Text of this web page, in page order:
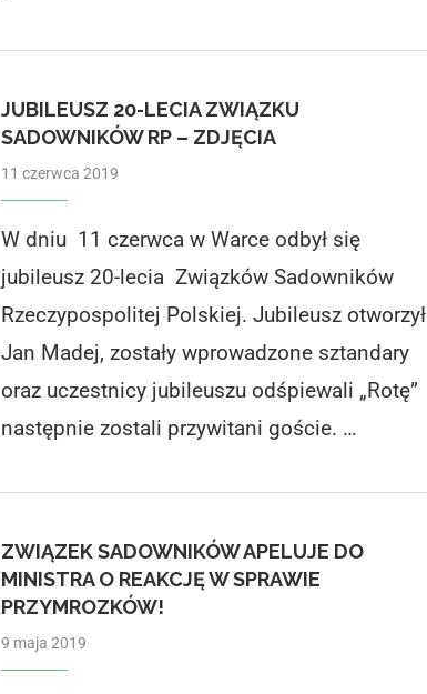
JUBILEUSZ 20-LECIA ZWIĄZKU
SADOWNIKÓW RP – ZDJĘCIA
11 czerwca 2019
W dniu 11 czerwca w Warce odbył się
jubileusz 20-lecia Związków Sadowników
Rzeczypospolitej Polskiej. Jubileusz otworzył
Jan Madej, zostały wprowadzone sztandary
oraz uczestnicy jubileuszu odśpiewali „Rotę”
następnie zostali przywitani goście. …
ZWIĄZEK SADOWNIKÓW APELUJE DO
MINISTRA O REAKCJĘ W SPRAWIE
PRZYMROZKÓW!
9 maja 2019